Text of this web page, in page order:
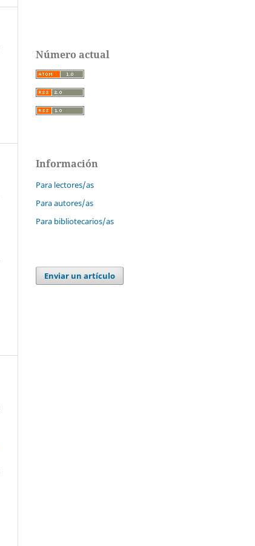
Número actual
Información
Para lectores/as
Para autores/as
Para bibliotecarios/as
Enviar un artículo